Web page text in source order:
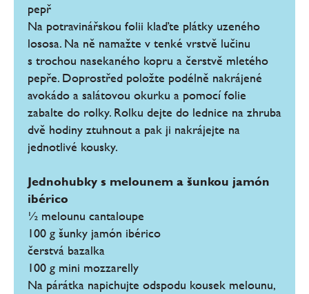
pepř
Na potravinářskou folii klaďte plátky uzeného
lososa. Na ně namažte v tenké vrstvě lučinu
s trochou nasekaného kopru a čerstvě mletého
pepře. Doprostřed položte podélně nakrájené
avokádo a salátovou okurku a pomocí folie
zabalte do rolky. Rolku dejte do lednice na zhruba
dvě hodiny ztuhnout a pak ji nakrájejte na
jednotlivé kousky.
Jednohubky s melounem a šunkou jamón
ibérico
½ melounu cantaloupe
100 g šunky jamón ibérico
čerstvá bazalka
100 g mini mozzarelly
Na párátka napichujte odspodu kousek melounu,